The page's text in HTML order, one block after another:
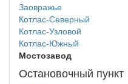
Заовражье
Котлас-Северный
Котлас-Узловой
Котлас-Южный
Мостозавод
Остановочный пункт